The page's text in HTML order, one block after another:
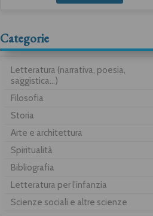
Categorie
Letteratura (narrativa, poesia,
saggistica...)
Filosofia
Storia
Arte e architettura
Spiritualità
Bibliografia
Letteratura per l'infanzia
Scienze sociali e altre scienze